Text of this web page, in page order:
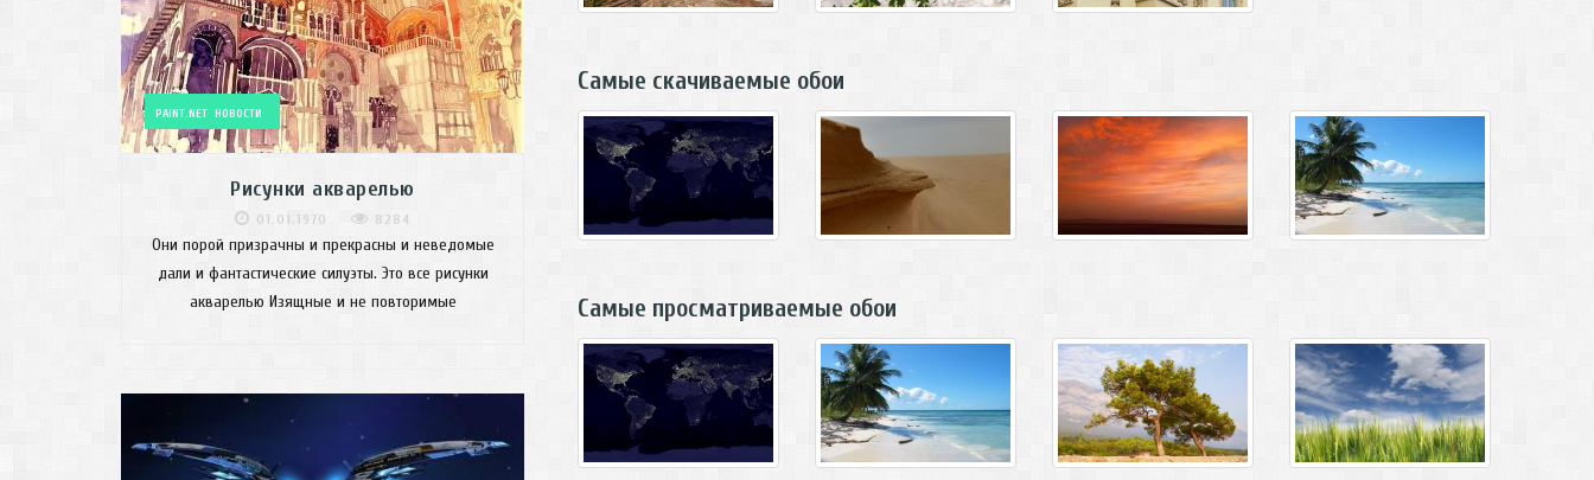
Самые скачиваемые обои
Самые просматриваемые обои
PAINT.NET НОВОСТИ
Рисунки акварелью
01.01.1970 8284
Они порой призрачны и прекрасны и неведомые
дали и фантастические силуэты. Это все рисунки
акварелью Изящные и не повторимые